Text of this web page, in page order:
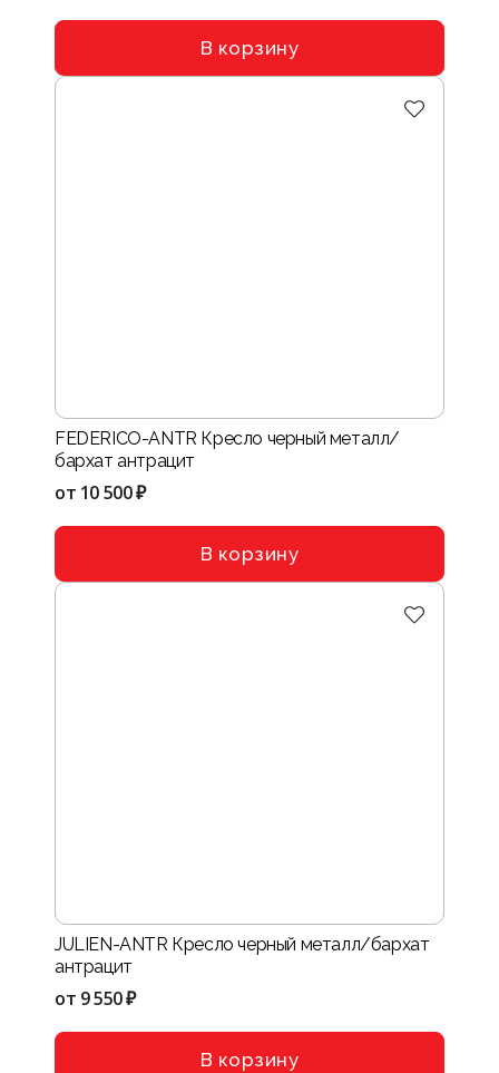
В корзину
FEDERICO-ANTR Кресло черный металл/
бархат антрацит
от 10 500 ₽
В корзину
JULIEN-ANTR Кресло черный металл/бархат
антрацит
от 9 550 ₽
В корзину